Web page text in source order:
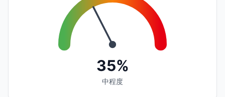
35%
中程度